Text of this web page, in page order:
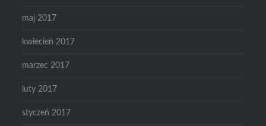
maj 2017
kwiecień 2017
marzec 2017
luty 2017
styczeń 2017